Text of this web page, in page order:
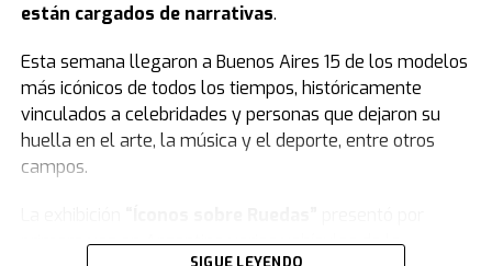
están cargados de narrativas.
Esta semana llegaron a Buenos Aires 15 de los modelos
más icónicos de todos los tiempos, históricamente
vinculados a celebridades y personas que dejaron su
huella en el arte, la música y el deporte, entre otros
campos.
primera vez en Argentina varios vehículos de la
SIGUE LEYENDO